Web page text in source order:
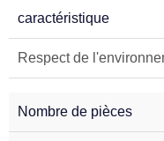
caractéristique
Respect de
Nombre de pièces